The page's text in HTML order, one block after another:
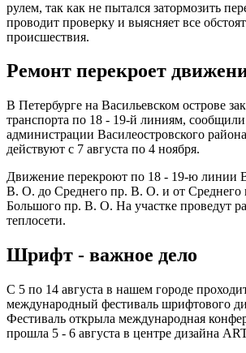
рулем, так как не пытался затормозить
проводит проверку и выясняет все
происшествия.
Ремонт перекроет
В Петербурге на Васильевском острове
транспорта по 18 - 19-й линиям,
администрации Василеостровского
действуют с 7 августа по 4 ноября.
Движение перекроют по 18 - 19-ю линии
В. О. до Среднего пр. В. О. и от
Большого пр. В. О. На участке проведут
теплосети.
Шрифт - важное дело
С 5 по 14 августа в нашем городе
международный фестиваль шрифтового
Фестиваль открыла международная
прошла 5 - 6 августа в центре дизайна